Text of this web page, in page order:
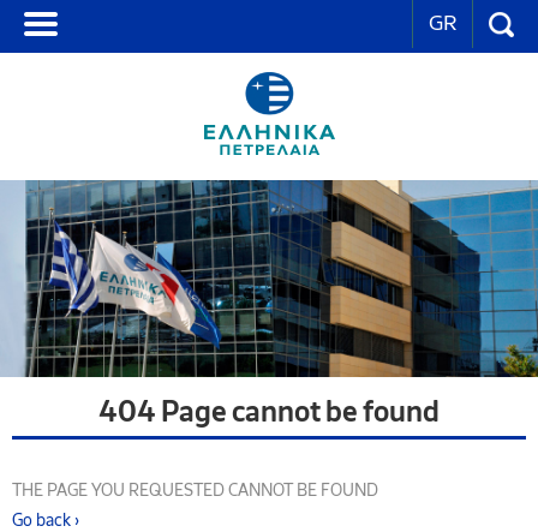
GR
404 Page cannot be found
THE PAGE YOU REQUESTED CANNOT BE FOUND
Go back ›